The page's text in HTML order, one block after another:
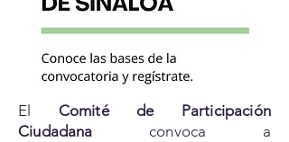
El Comité de Participación
Ciudadana convoca a